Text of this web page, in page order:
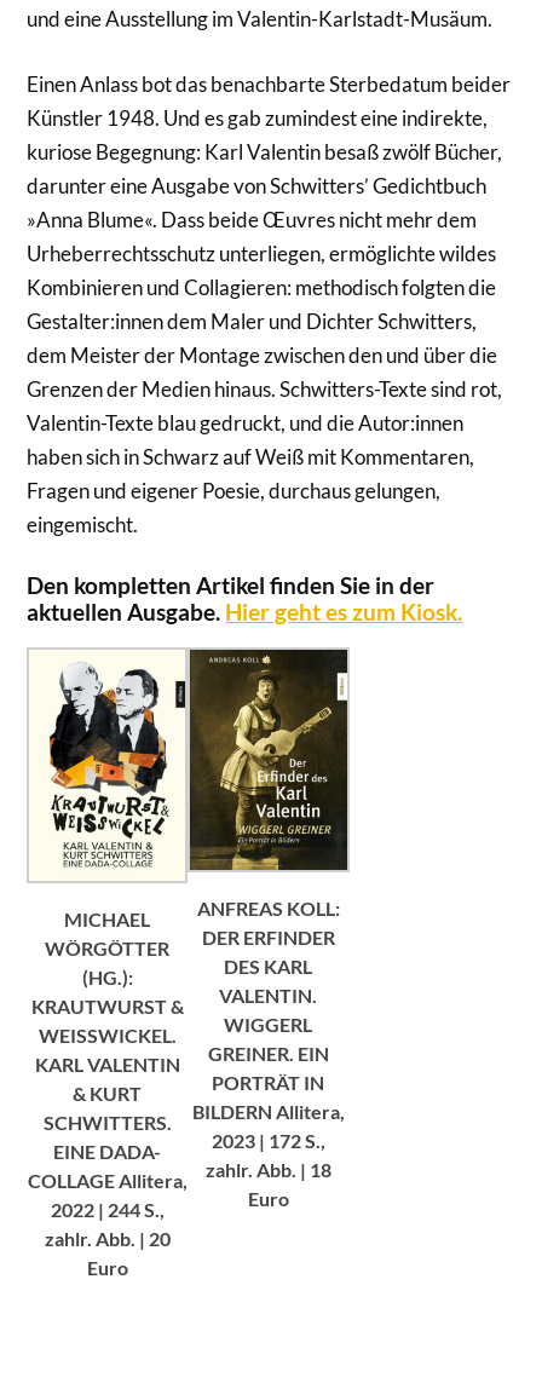
und eine Ausstellung im Valentin-Karlstadt-Musäum.
Einen Anlass bot das benachbarte Sterbedatum beider
Künstler 1948. Und es gab zumindest eine indirekte,
kuriose Begegnung: Karl Valentin besaß zwölf Bücher,
darunter eine Ausgabe von Schwitters’ Gedichtbuch
»Anna Blume«. Dass beide Œuvres nicht mehr dem
Urheberrechtsschutz unterliegen, ermöglichte wildes
Kombinieren und Collagieren: methodisch folgten die
Gestalter:innen dem Maler und Dichter Schwitters,
dem Meister der Montage zwischen den und über die
Grenzen der Medien hinaus. Schwitters-Texte sind rot,
Valentin-Texte blau gedruckt, und die Autor:innen
haben sich in Schwarz auf Weiß mit Kommentaren,
Fragen und eigener Poesie, durchaus gelungen,
eingemischt.
Den kompletten Artikel finden Sie in der
aktuellen Ausgabe. Hier geht es zum Kiosk.
MICHAEL
WÖRGÖTTER
(HG.):
KRAUTWURST &
WEISSWICKEL.
KARL VALENTIN
& KURT
SCHWITTERS.
EINE DADA-
COLLAGE Allitera,
2022 | 244 S.,
zahlr. Abb. | 20
Euro
ANFREAS KOLL:
DER ERFINDER
DES KARL
VALENTIN.
WIGGERL
GREINER. EIN
PORTRÄT IN
BILDERN Allitera,
2023 | 172 S.,
zahlr. Abb. | 18
Euro